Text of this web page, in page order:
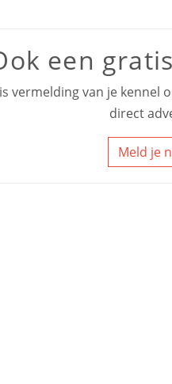
een
vermelding van je kennel
direct
Meld je